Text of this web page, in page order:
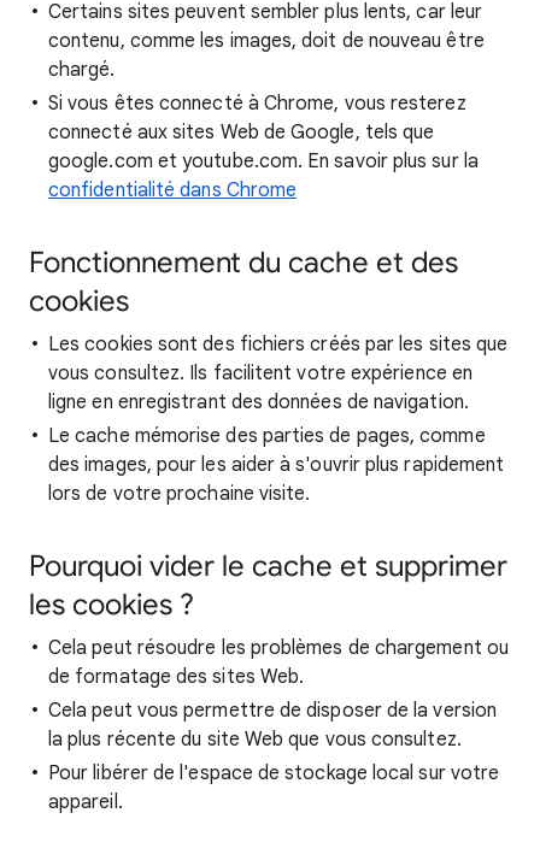
Certains sites peuvent sembler plus lents, car leur
contenu, comme les images, doit de nouveau être
chargé.
Si vous êtes connecté à Chrome, vous resterez
connecté aux sites Web de Google, tels que
google.com et youtube.com. En savoir plus sur la
confidentialité dans Chrome
Fonctionnement du cache et des
cookies
Les cookies sont des fichiers créés par les sites que
vous consultez. Ils facilitent votre expérience en
ligne en enregistrant des données de navigation.
Le cache mémorise des parties de pages, comme
des images, pour les aider à s'ouvrir plus rapidement
lors de votre prochaine visite.
Pourquoi vider le cache et supprimer
les cookies ?
Cela peut résoudre les problèmes de chargement ou
de formatage des sites Web.
Cela peut vous permettre de disposer de la version
la plus récente du site Web que vous consultez.
Pour libérer de l'espace de stockage local sur votre
appareil.